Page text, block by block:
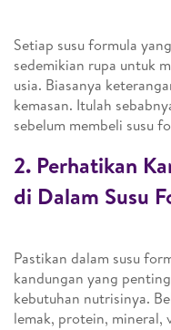
Setiap susu formula
sedemikian rupa untuk
usia. Biasanya
kemasan. Itulah
sebelum membeli susu
2. Perhatikan
di Dalam Susu
Pastikan dalam susu
kandungan yang
kebutuhan nutrisinya.
lemak, protein, mineral,